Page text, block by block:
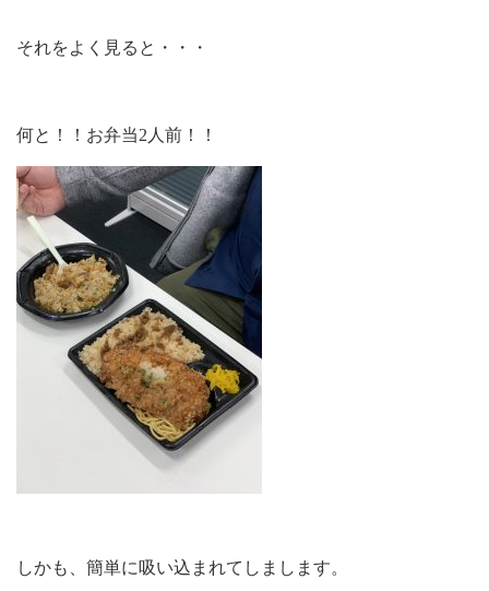
それをよく見ると・・・
何と！！お弁当2人前！！
しかも、簡単に吸い込まれてしまします。